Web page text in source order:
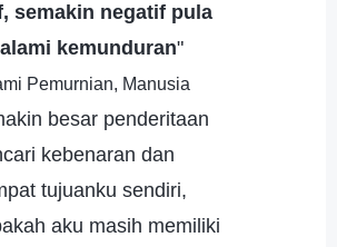
semakin negatif pula
kemunduran"
Pemurnian, Manusia
besar penderitaan
kebenaran dan
tujuanku sendiri,
aku masih memiliki